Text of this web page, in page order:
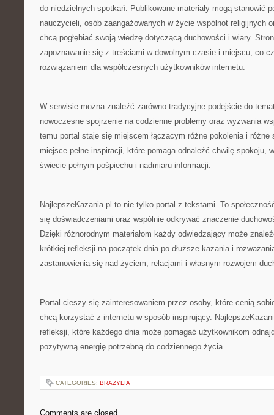
do niedzielnych spotkań. Publikowane materiały mogą stanowić
nauczycieli, osób zaangażowanych w życie wspólnot religijnych
chcą pogłębiać swoją wiedzę dotyczącą duchowości i wiary.
zapoznawanie się z treściami w dowolnym czasie i miejscu, co
rozwiązaniem dla współczesnych użytkowników internetu.
W serwisie można znaleźć zarówno tradycyjne podejście do
nowoczesne spojrzenie na codzienne problemy oraz wyzwania
temu portal staje się miejscem łączącym różne pokolenia i różne
miejsce pełne inspiracji, które pomaga odnaleźć chwilę spokoju,
świecie pełnym pośpiechu i nadmiaru informacji.
NajlepszeKazania.pl to nie tylko portal z tekstami. To
się doświadczeniami oraz wspólnie odkrywać znaczenie
Dzięki różnorodnym materiałom każdy odwiedzający może
krótkiej refleksji na początek dnia po dłuższe kazania i
zastanowienia się nad życiem, relacjami i własnym rozwojem
Portal cieszy się zainteresowaniem przez osoby, które cenią
chcą korzystać z internetu w sposób inspirujący.
refleksji, które każdego dnia może pomagać użytkownikom
pozytywną energię potrzebną do codziennego życia.
CATEGORIES: BRAZYLIA
Comments are closed.